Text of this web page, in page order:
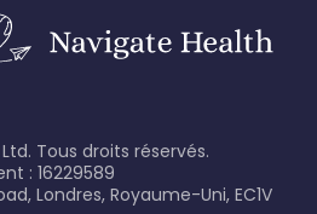
Tous droits réservés.
: 16229589
Londres, Royaume-Uni, EC1V